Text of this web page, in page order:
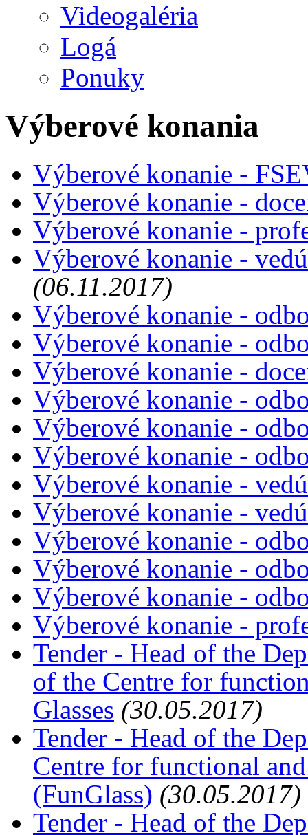
Videogaléria
Logá
Ponuky
Výberové konania
Výberové konanie -
Výberové konanie -
Výberové konanie -
Výberové konanie -
(06.11.2017)
Výberové konanie -
Výberové konanie -
Výberové konanie -
Výberové konanie -
Výberové konanie -
Výberové konanie -
Výberové konanie -
Výberové konanie -
Výberové konanie -
Výberové konanie -
Výberové konanie -
Výberové konanie -
Tender - Head of the
of the Centre for
Glasses (30.05.2017)
Tender - Head of the
Centre for functional
(FunGlass) (30.05.2017)
Tender - Head of the